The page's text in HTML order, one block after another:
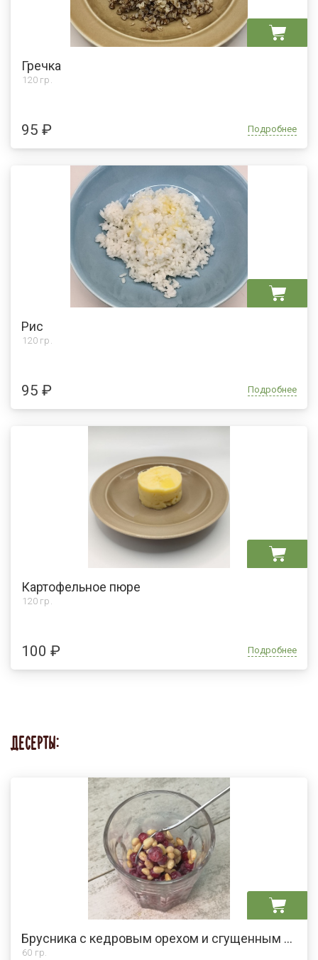
Гречка
120 гр.
95 ₽ Подробнее
Рис
120 гр.
95 ₽ Подробнее
Картофельное пюре
120 гр.
100 ₽ Подробнее
ДЕСЕРТЫ:
Брусника с кедровым орехом и сгущенным молоком
60 гр.